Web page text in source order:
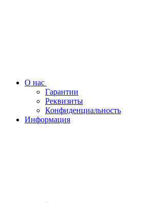
О нас
Гарантии
Реквизиты
Конфиденциальность
Информация